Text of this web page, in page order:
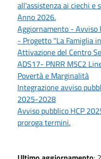
all'assistenza ai ciechi e
Anno 2026.
Aggiornamento - Avviso
- Progetto "La Famiglia
Attivazione del Centro
ADS17- PNRR M5C2
Povertà e Marginalità
Integrazione avviso
2025-2028
Avviso pubblico HCP
proroga termini.